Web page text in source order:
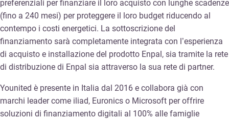
preferenziali per finanziare il loro acquisto con lunghe scadenze
(fino a 240 mesi) per proteggere il loro budget riducendo al
contempo i costi energetici. La sottoscrizione del
finanziamento sarà completamente integrata con l’esperienza
di acquisto e installazione del prodotto Enpal, sia tramite la rete
di distribuzione di Enpal sia attraverso la sua rete di partner.
Younited è presente in Italia dal 2016 e collabora già con
marchi leader come iliad, Euronics o Microsoft per offrire
soluzioni di finanziamento digitali al 100% alle famiglie